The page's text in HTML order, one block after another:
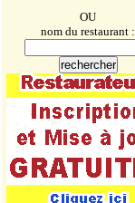
OU
nom du restaurant :